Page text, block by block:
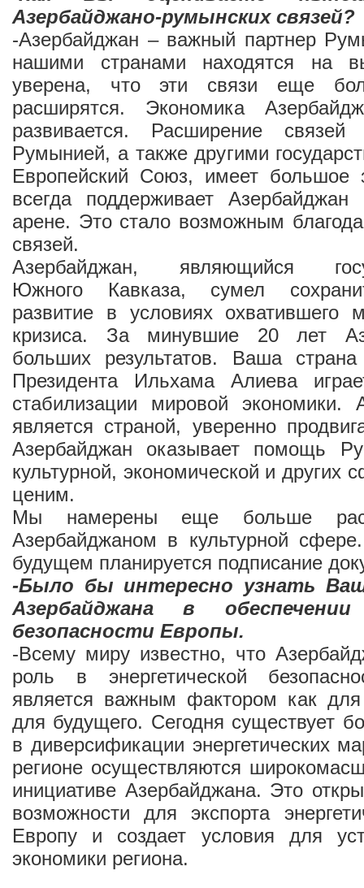
Азербайджано-румынских связей?
-Азербайджан – важный партнер
нашими странами находятся на
уверена, что эти связи еще
расширятся. Экономика
развивается. Расширение
Румынией, а также другими
Европейский Союз, имеет большое
всегда поддерживает
арене. Это стало возможным
связей.
Азербайджан, являющийся
Южного Кавказа, сумел
развитие в условиях охватившего
кризиса. За минувшие 20 лет
больших результатов. Ваша
Президента Ильхама Алиева
стабилизации мировой экономики.
является страной, уверенно
Азербайджан оказывает помощь
культурной, экономической и других
ценим.
Мы намерены еще больше
Азербайджаном в культурной
будущем планируется подписание
-Было бы интересно узнать
Азербайджана в обеспечении
безопасности Европы.
-Всему миру известно, что
роль в энергетической
является важным фактором как
для будущего. Сегодня существует
в диверсификации энергетических
регионе осуществляются
инициативе Азербайджана. Это
возможности для экспорта
Европу и создает условия для
экономики региона.